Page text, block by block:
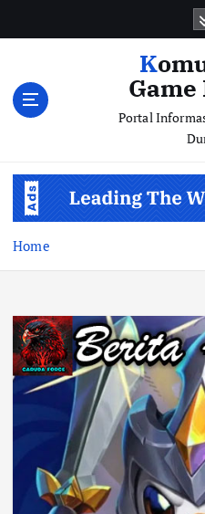
Komunitas
Portal
Home